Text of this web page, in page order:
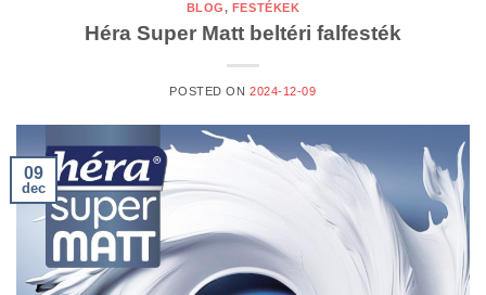
BLOG, FESTÉKEK
Héra Super Matt beltéri falfesték
POSTED ON 2024-12-09
09
dec